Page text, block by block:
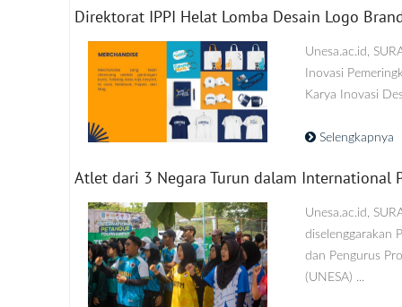
Direktorat IPPI Helat Lomba Desain Logo
Unesa.ac.id,
Inovasi
Karya Inovasi
Selengkapnya
Atlet dari 3 Negara Turun dalam International
Unesa.ac.id,
diselenggarakan
dan Pengurus
(UNESA) ...